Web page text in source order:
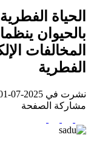
الحياة
بالحيوان
المخالفات
الفطرية
نشرت في 2025-07-01
مشاركة الصفحة